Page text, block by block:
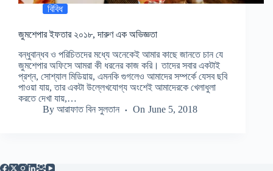
বিবিধ
জুমশেপার ইফতার ২০১৮, দারুণ এক অভিজ্ঞতা
বন্ধুবান্ধব ও পরিচিতদের মধ্যে অনেকেই আমার কাছে জানতে চান যে
জুমশেপার অফিসে আমরা কী ধরনের কাজ করি। তাদের সবার একটাই
প্রশ্ন, সোশ্যাল মিডিয়ায়, এমনকি গুগলেও আমাদের সম্পর্কে যেসব ছবি
পাওয়া যায়, তার একটা উল্লেখযোগ্য অংশেই আমাদেরকে খেলাধুলা
করতে দেখা যায়,…
By আরাফাত বিন সুলতান On June 5, 2018